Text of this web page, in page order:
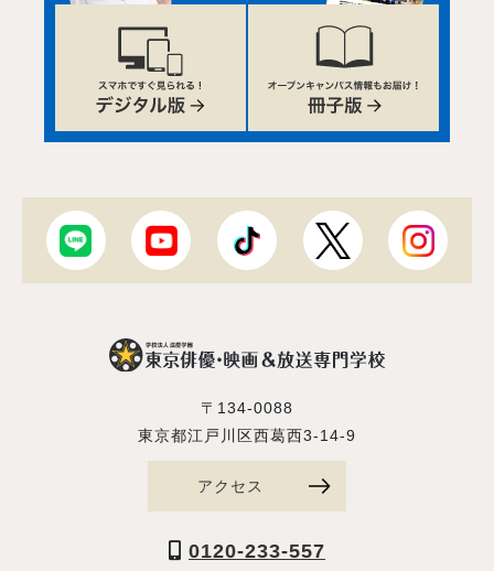
〒134-0088
東京都江戸川区西葛西3-14-9
アクセス
0120-233-557